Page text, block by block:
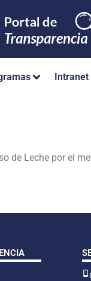
Intranet
de Leche por el